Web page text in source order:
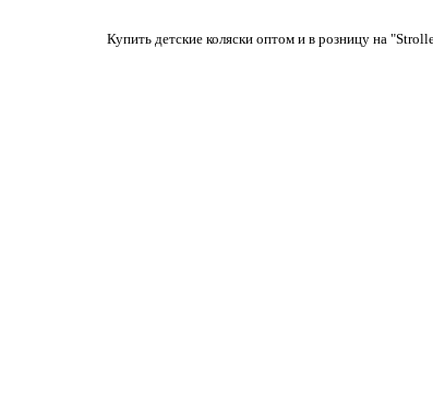
Купить детские коляски оптом и в розницу на